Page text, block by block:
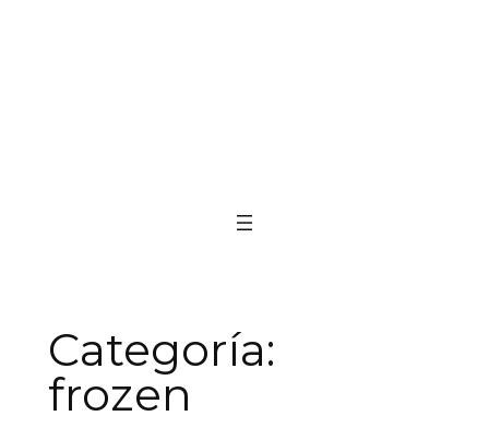
Categoría:
frozen